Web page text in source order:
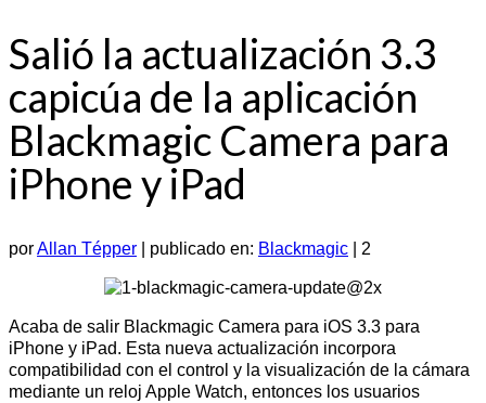
Salió la actualización 3.3
capicúa de la aplicación
Blackmagic Camera para
iPhone y iPad
porAllan Tépper publicado en: Blackmagic 2
Acaba de salir Blackmagic Camera para iOS 3.3 para
iPhone y iPad. Esta nueva actualización incorpora
compatibilidad con el control y la visualización de la cámara
mediante un reloj Apple Watch, entonces los usuarios